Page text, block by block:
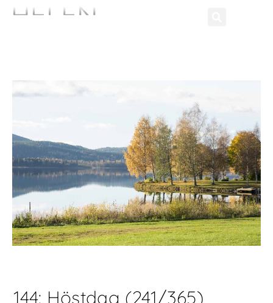
144: Höstdag (241/365)